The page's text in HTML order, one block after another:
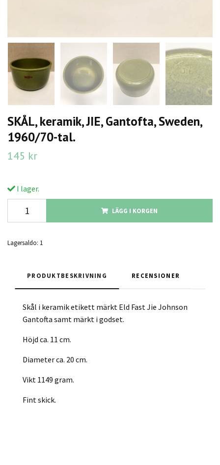
SKÅL, keramik, JIE, Gantofta, Sweden,
1960/70-tal.
145 kr
I lager.
LÄGG I KORGEN
Lagersaldo: 1
PRODUKTBESKRIVNING RECENSIONER
Skål i keramik etikett märkt Eld Fast Jie Johnson
Gantofta samt märkt i godset.
Höjd ca. 11 cm.
Diameter ca. 20 cm.
Vikt 1149 gram.
Fint skick.